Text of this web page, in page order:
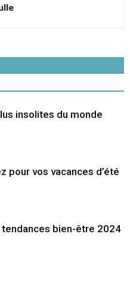
insolites du monde
pour vos vacances d’été
tendances bien-être 2024